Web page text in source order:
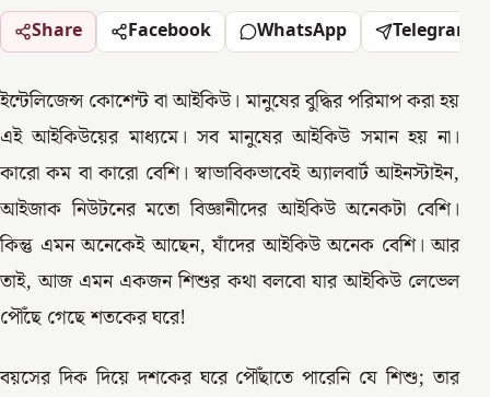
Share Facebook WhatsApp Telegram
ইন্টেলিজেন্স কোশেন্ট বা আইকিউ। মানুষের বুদ্ধির পরিমাপ করা হয়
এই আইকিউয়ের মাধ্যমে। সব মানুষের আইকিউ সমান হয় না।
কারো কম বা কারো বেশি। স্বাভাবিকভাবেই অ্যালবার্ট আইনস্টাইন,
আইজাক নিউটনের মতো বিজ্ঞানীদের আইকিউ অনেকটা বেশি।
কিন্তু এমন অনেকেই আছেন, যাঁদের আইকিউ অনেক বেশি। আর
তাই, আজ এমন একজন শিশুর কথা বলবো যার আইকিউ লেভেল
পৌঁছে গেছে শতকের ঘরে!
বয়সের দিক দিয়ে দশকের ঘরে পৌঁছাতে পারেনি যে শিশু; তার